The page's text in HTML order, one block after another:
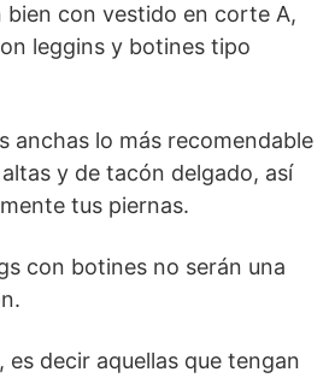
bien con vestido en corte A,
leggins y botines tipo
anchas lo más recomendable
y de tacón delgado, así
tus piernas.
con botines no serán una
es decir aquellas que tengan